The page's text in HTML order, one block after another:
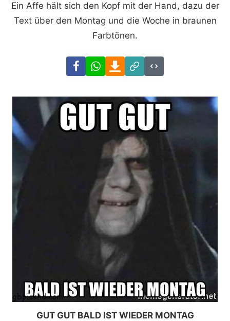
Ein Affe hält sich den Kopf mit der Hand, dazu der
Text über den Montag und die Woche in braunen
Farbtönen.
FacebookWhatsAppDownload
Link
Code
GUT GUT BALD IST WIEDER MONTAG